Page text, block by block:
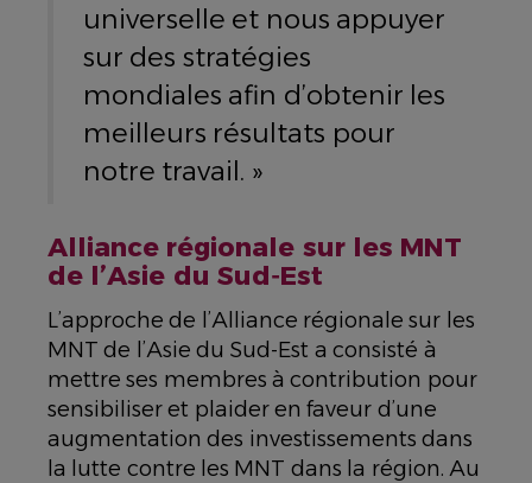
universelle et nous appuyer
sur des stratégies
mondiales afin d’obtenir les
meilleurs résultats pour
notre travail. »
Alliance régionale sur les MNT
de l’Asie du Sud‑Est
L’approche de l’Alliance régionale sur les
MNT de l’Asie du Sud-Est a consisté à
mettre ses membres à contribution pour
sensibiliser et plaider en faveur d’une
augmentation des investissements dans
la lutte contre les MNT dans la région. Au